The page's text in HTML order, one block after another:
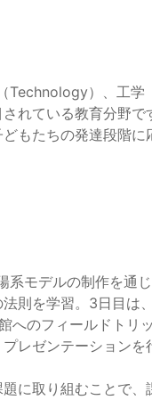
Technology）、工
れている教育分野
もたちの発達段階に
系モデルの制作を通
則を学習。3日目は
へのフィールドトリ
レゼンテーションを
に取り組むことで